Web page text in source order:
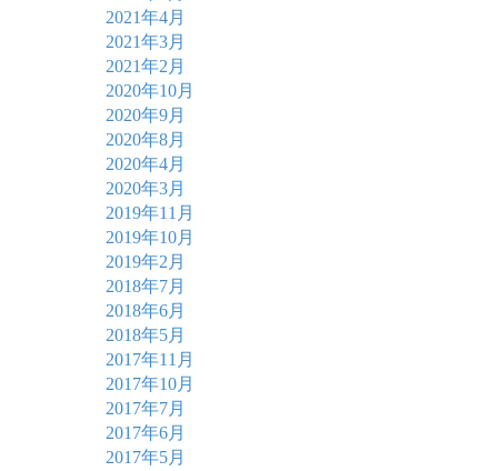
2021年4月
2021年3月
2021年2月
2020年10月
2020年9月
2020年8月
2020年4月
2020年3月
2019年11月
2019年10月
2019年2月
2018年7月
2018年6月
2018年5月
2017年11月
2017年10月
2017年7月
2017年6月
2017年5月